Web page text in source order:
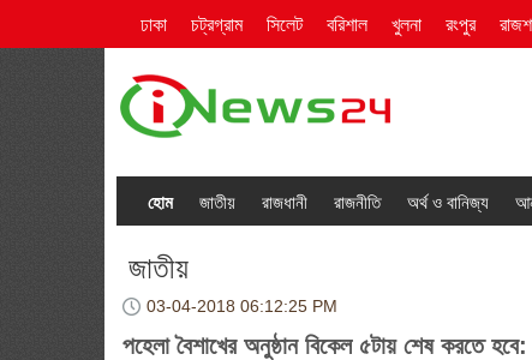
ঢাকা চট্রগ্রাম সিলেট বরিশাল খুলনা রংপুর
হোম জাতীয় রাজধানী রাজনীতি অর্থ ও বানিজ্য
জাতীয়
03-04-2018 06:12:25 PM
পহেলা বৈশাখের অনুষ্ঠান বিকেল ৫টায় শেষ করতে হবে: